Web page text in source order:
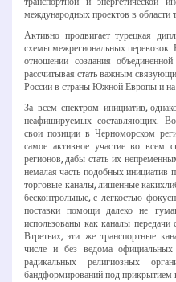
международных проектов в области
Активно продвигает турецкая
схемы межрегиональных
отношении создания
рассчитывая стать важным
России в страны Южной Европы и
За всем спектром инициатив,
неафишируемых составляющих.
свои позиции в Черноморском
самое активное участие во всем
регионов, дабы стать их
немалая часть подобных
торговые каналы, лишенные
бесконтрольные, с легкостью
поставки помощи далеко не
использованы как каналы передачи
В­третьих, эти же транспортные
числе и без ведома официальных
радикальных религиозных
бандформирований под прикрытием